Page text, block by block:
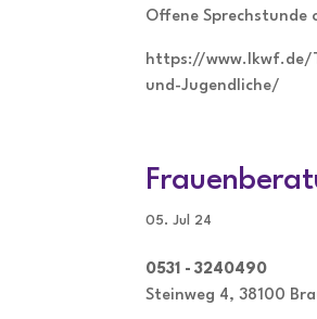
Offene Sprechstunde
https://www.lkwf.de/
und-Jugendliche/
05. Jul 24
0531 - 3240490
Steinweg 4, 38100